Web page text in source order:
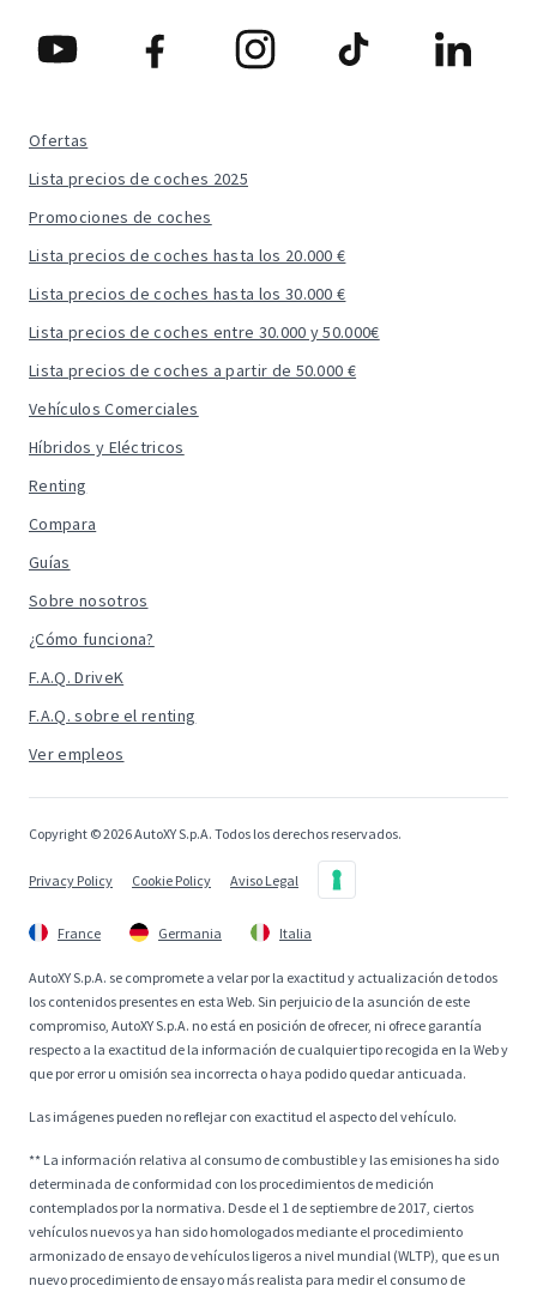
Ofertas
Lista precios de coches 2025
Promociones de coches
Lista precios de coches hasta los 20.000 €
Lista precios de coches hasta los 30.000 €
Lista precios de coches entre 30.000 y 50.000€
Lista precios de coches a partir de 50.000 €
Vehículos Comerciales
Híbridos y Eléctricos
Renting
Compara
Guías
Sobre nosotros
¿Cómo funciona?
F.A.Q. DriveK
F.A.Q. sobre el renting
Ver empleos
Copyright © 2026 AutoXY S.p.A. Todos los derechos reservados.
Privacy Policy Cookie Policy Aviso Legal
France Germania Italia
AutoXY S.p.A. se compromete a velar por la exactitud y actualización de todos
los contenidos presentes en esta Web. Sin perjuicio de la asunción de este
compromiso, AutoXY S.p.A. no está en posición de ofrecer, ni ofrece garantía
respecto a la exactitud de la información de cualquier tipo recogida en la Web y
que por error u omisión sea incorrecta o haya podido quedar anticuada.
Las imágenes pueden no reflejar con exactitud el aspecto del vehículo.
** La información relativa al consumo de combustible y las emisiones ha sido
determinada de conformidad con los procedimientos de medición
contemplados por la normativa. Desde el 1 de septiembre de 2017, ciertos
vehículos nuevos ya han sido homologados mediante el procedimiento
armonizado de ensayo de vehículos ligeros a nivel mundial (WLTP), que es un
nuevo procedimiento de ensayo más realista para medir el consumo de